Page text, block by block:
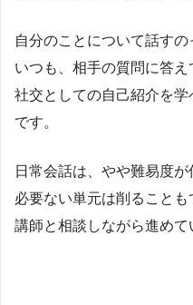
自分のことについて話すの
いつも、相手の質問に答え
社交としての自己紹介を
です。
日常会話は、やや難易度が
必要ない単元は削ることも
講師と相談しながら進めて